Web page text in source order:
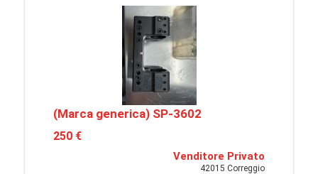
(Marca generica) SP-3602
250 €
Venditore Privato
42015 Correggio